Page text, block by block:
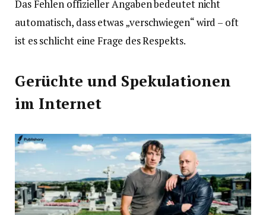
Das Fehlen offizieller Angaben bedeutet nicht
automatisch, dass etwas „verschwiegen“ wird – oft
ist es schlicht eine Frage des Respekts.
Gerüchte und Spekulationen
im Internet